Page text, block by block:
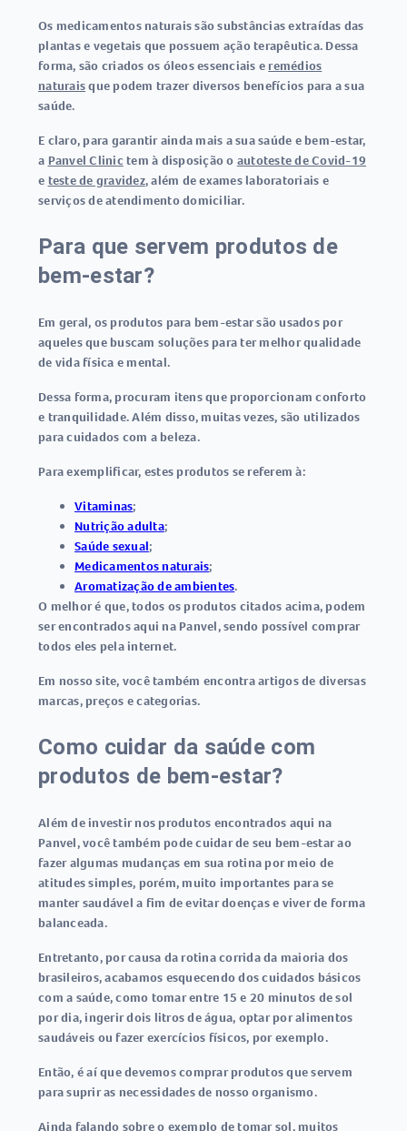
Os medicamentos naturais são substâncias extraídas das
plantas e vegetais que possuem ação terapêutica. Dessa
forma, são criados os óleos essenciais e remédios
naturaisque podem trazer diversos benefícios para a sua
saúde.
E claro, para garantir ainda mais a sua saúde e bem-estar,
a Panvel Clinic tem à disposição o autoteste de Covid-19
e teste de gravidez, além de exames laboratoriais e
serviços de atendimento domiciliar.
Para que servem produtos de
bem-estar?
Em geral, os produtos para bem-estarsão usados por
aqueles que buscam soluções para ter melhor qualidade
de vida física e mental.
Dessa forma, procuram itens que proporcionam conforto
e tranquilidade. Além disso, muitas vezes, são utilizados
para cuidados com a beleza.
Para exemplificar, estes produtos se referem à:
Vitaminas;
Nutrição adulta;
Saúde sexual;
Medicamentos naturais;
Aromatização de ambientes.
O melhor é que, todos os produtos citados acima, podem
ser encontrados aqui na Panvel, sendo possível comprar
todos eles pela internet.
Em nosso site, você também encontra artigos de diversas
marcas, preços e categorias.
Como cuidar da saúde com
produtos de bem-estar?
Além de investir nos produtos encontrados aqui na
Panvel, você também podecuidar de seu bem-estarao
fazer algumas mudanças em sua rotina por meio de
atitudes simples, porém, muito importantes para se
manter saudável a fim de evitar doenças e viver de forma
balanceada.
Entretanto, por causa da rotina corrida da maioria dos
brasileiros, acabamos esquecendo dos cuidados básicos
com a saúde, como tomar entre 15 e 20 minutos de sol
por dia, ingerir dois litros de água, optar por alimentos
saudáveis ou fazer exercícios físicos, por exemplo.
Então, é aí que devemos comprar produtos que servem
para suprir as necessidades de nosso organismo.
Ainda falando sobre o exemplo de tomar sol, muitos